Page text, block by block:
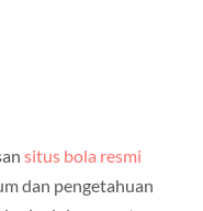
situs bola resmi
dan pengetahuan